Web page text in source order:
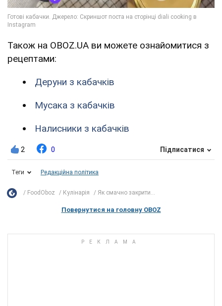
Також на OBOZ.UA ви можете ознайомитися з
рецептами:
Деруни з кабачків
Мусака з кабачків
Налисники з кабачків
2 0 Підписатися
Теги Редакційна політика
FoodOboz Кулінарія Як смачно закрити...
Повернутися на головну OBOZ